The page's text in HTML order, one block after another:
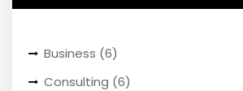
Business (6)
Consulting (6)